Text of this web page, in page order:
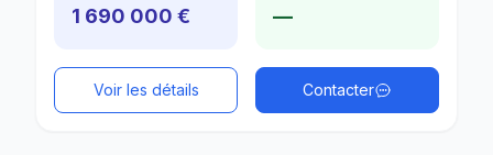
1 690 000 € —
Voir les détails Contacter